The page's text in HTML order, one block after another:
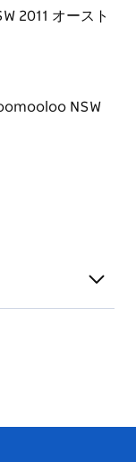
リ・リーベン
でなく、経験豊
なプロジェクト
で、ご希望の場
2011 オースト